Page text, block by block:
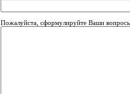
Пожалуйста, сформулируйте Ваши